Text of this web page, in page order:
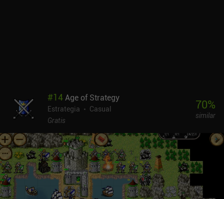
#14Age of Strategy
Estrategia
Casual
Gratis
70%
similar